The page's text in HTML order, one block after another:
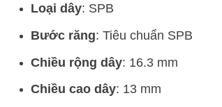
Loại dây: SPB
Bước răng: Tiêu chuẩn SPB
Chiều rộng dây: 16.3 mm
Chiều cao dây: 13 mm